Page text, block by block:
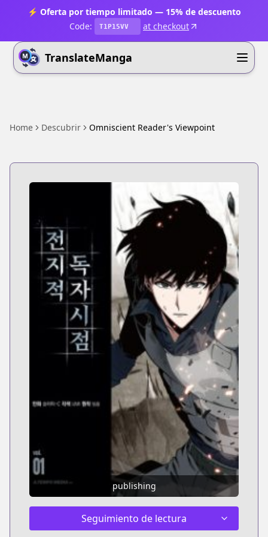
⚡ Oferta por tiempo limitado — 15% de descuento
Code:
T1P15VV at checkout
TranslateManga
Home Descubrir Omniscient Reader's Viewpoint
publishing
Seguimiento de lectura